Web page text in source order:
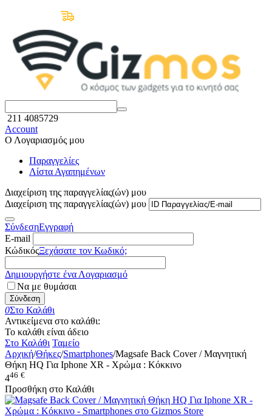
211 4085729
Account
Ο Λογαριασμός μου
Παραγγελίες
Λίστα Αγαπημένων
Διαχείριση της παραγγελίας(ών) μου
Διαχείριση της παραγγελίας(ών) μου
ΣύνδεσηΕγγραφή
E-mail
ΚώδικόςΞεχάσατε τον Κωδικό;
Δημιουργήστε ένα Λογαριασμό
Να με θυμάσαι
Σύνδεση
0Στο Καλάθι
Αντικείμενα στο καλάθι:
Το καλάθι είναι άδειο
Στο Καλάθι Ταμείο
Αρχική/Θήκες/Smartphones/Magsafe Back Cover / Μαγνητική
Θήκη HQ Για Iphone XR - Χρώμα : Κόκκινο
446 €
Προσθήκη στο Καλάθι